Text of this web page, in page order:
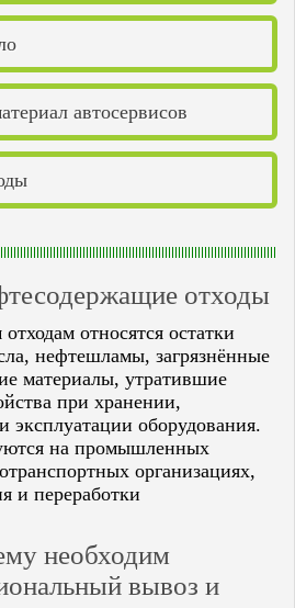
автосервисов
отходы
относятся остатки
нефтешламы, загрязнённые
материалы, утратившие
при хранении,
эксплуатации оборудования.
на промышленных
организациях,
и переработки
необходим
вывоз и